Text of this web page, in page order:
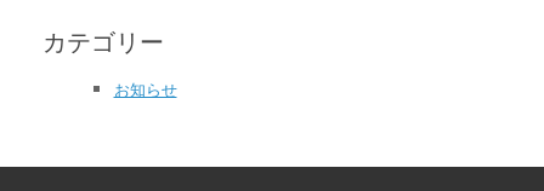
カテゴリー
お知らせ